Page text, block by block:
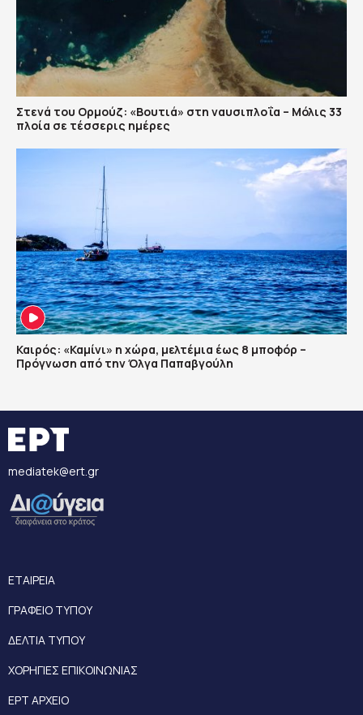
Στενά του Ορμούζ: «Βουτιά» στη ναυσιπλοΐα – Μόλις 33
πλοία σε τέσσερις ημέρες
Καιρός: «Καμίνι» η χώρα, μελτέμια έως 8 μποφόρ –
Πρόγνωση από την Όλγα Παπαβγούλη
mediatek@ert.gr
ΕΤΑΙΡΕΙΑ
ΓΡΑΦΕΙΟ ΤΥΠΟΥ
ΔΕΛΤΙΑ ΤΥΠΟΥ
ΧΟΡΗΓΙΕΣ ΕΠΙΚΟΙΝΩΝΙΑΣ
ΕΡΤ ΑΡΧΕΙΟ